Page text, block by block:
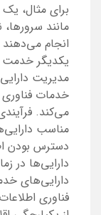
برای مثال، یک
مانند سرورها،
انجام
یکدیگر خدمت
مدیریت
خدمات فناوری
می‌کند.
مناسب
دسترس بودن
دارایی‌ها در
دارایی‌های
فناوری